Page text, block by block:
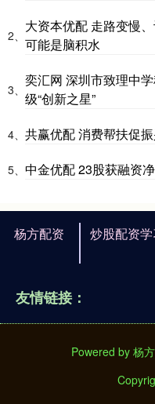
2、
大资本优配 走路变慢
可能是脑积水
3、
奕汇网 深圳市致理中
级“创新之星”
4、 共赢优配 消费帮扶促
5、 中金优配 23股获融资
杨方配资 炒股配资学
友情链接：
Powered by 杨